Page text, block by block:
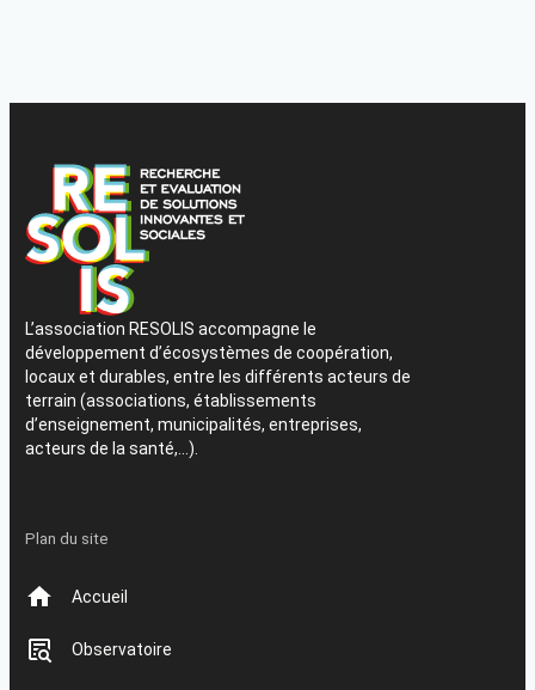
L’association RESOLIS accompagne le
développement d’écosystèmes de coopération,
locaux et durables, entre les différents acteurs de
terrain (associations, établissements
d’enseignement, municipalités, entreprises,
acteurs de la santé,…).
Plan du site
Accueil
Observatoire